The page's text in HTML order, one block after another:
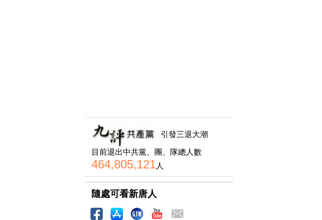
引發三退大潮
目前退出中共黨、團、隊總人數
464,805,121人
隨處可看新唐人